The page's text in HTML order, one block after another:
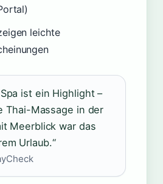
leichte
ist ein Highlight –
Thai-Massage in der
Meerblick war das
Urlaub.“